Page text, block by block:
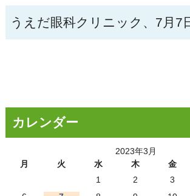
うえだ眼科クリニック、7月7
カレンダー
2023年3月
月
火 水 木 金
1
2 3